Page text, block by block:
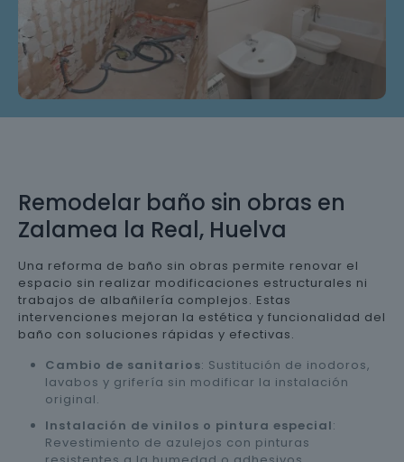
Remodelar baño sin obras en
Zalamea la Real, Huelva
Una reforma de baño sin obras permite renovar el
espacio sin realizar modificaciones estructurales ni
trabajos de albañilería complejos. Estas
intervenciones mejoran la estética y funcionalidad del
baño con soluciones rápidas y efectivas.
Cambio de sanitarios: Sustitución de inodoros,
lavabos y grifería sin modificar la instalación
original.
Instalación de vinilos o pintura especial:
Revestimiento de azulejos con pinturas